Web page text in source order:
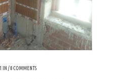
IN /0 COMMENTS